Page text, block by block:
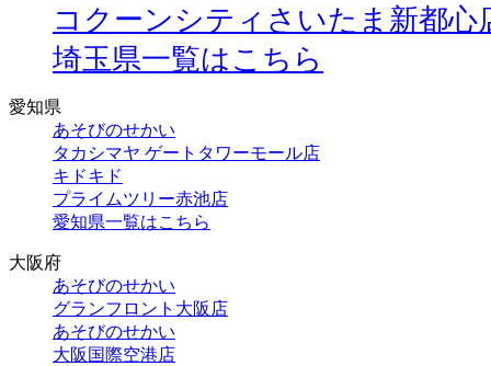
コクーンシティさいたま新都心
埼玉県一覧はこちら
愛知県
あそびのせかい
タカシマヤ ゲートタワーモール店
キドキド
プライムツリー赤池店
愛知県一覧はこちら
大阪府
あそびのせかい
グランフロント大阪店
あそびのせかい
大阪国際空港店